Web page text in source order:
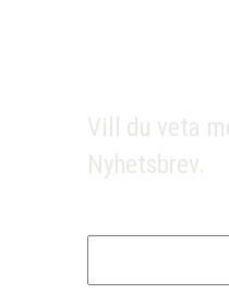
Vill du veta
Nyhetsbrev.